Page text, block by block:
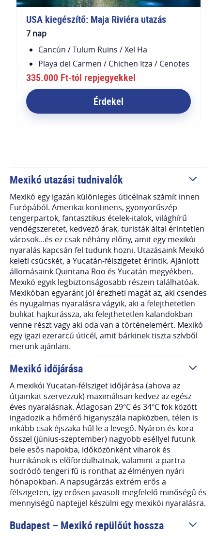
USA kiegészítő: Maja Riviéra utazás
7 nap
Cancún / Tulum Ruins / Xel Ha
Playa del Carmen / Chichen Itza / Cenotes
335.000 Ft-tól repjegyekkel
Érdekel
Mexikó utazási tudnivalók
Mexikó egy igazán különleges úticélnak számít innen
Európából. Amerikai kontinens, gyönyörűszép
tengerpartok, fantasztikus ételek-italok, világhírű
vendégszeretet, kedvező árak, turisták által érintetlen
városok...és ez csak néhány előny, amit egy mexikói
nyaralás kapcsán fel tudunk hozni. Utazásaink Mexikó
keleti csücskét, a Yucatán-félszigetet érintik. Ajánlott
állomásaink Quintana Roo és Yucatán megyékben,
Mexikó egyik legbiztonságosabb részein találhatóak.
Mexikóban egyaránt jól érezheti magát az, aki csendes
és nyugalmas nyaralásra vágyik, aki a felejthetetlen
bulikat hajkurássza, aki felejthetetlen kalandokban
venne részt vagy aki oda van a történelemért. Mexikó
egy igazi ezerarcú úticél, amit bárkinek tiszta szívből
merünk ajánlani.
Mexikó időjárása
A mexikói Yucatan-félsziget időjárása (ahova az
útjainkat szervezzük) maximálisan kedvez az egész
éves nyaralásnak. Átlagosan 29°C és 34°C fok között
ingadozik a hőmérő higanyszála napközben, télen is
inkább csak éjszaka hűl le a levegő. Nyáron és kora
ősszel (június-szeptember) nagyobb eséllyel futunk
bele esős napokba, időközönként viharok és
hurrikánok is előfordulhatnak, valamint a partra
sodródó tengeri fű is ronthat az élményen nyári
hónapokban. A napsugárzás extrém erős a
félszigeten, így erősen javasolt megfelelő minőségű és
mennyiségű naptejjel készülni egy mexikói nyaralásra.
Budapest – Mexikó repülőút hossza